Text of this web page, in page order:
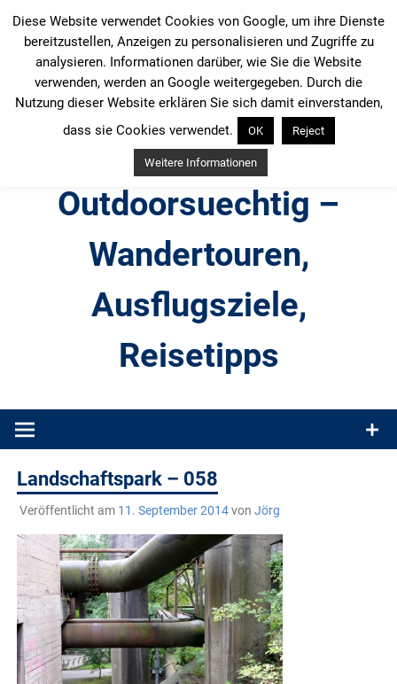
Inhalt
springen
Outdoorsuechtig –
Wandertouren,
Ausflugsziele,
Reisetipps
Produkttests und Buchrezensionen. Ein Blog für alle, die gern
Landschaftspark – 058
Veröffentlicht am 11. September 2014von Jörg
Diese Website verwendet Cookies von Google, um ihre Dienste
bereitzustellen, Anzeigen zu personalisieren und Zugriffe zu
analysieren. Informationen darüber, wie Sie die Website
verwenden, werden an Google weitergegeben. Durch die
Nutzung dieser Website erklären Sie sich damit einverstanden,
dass sie Cookies verwendet.
OK Reject
Weitere Informationen